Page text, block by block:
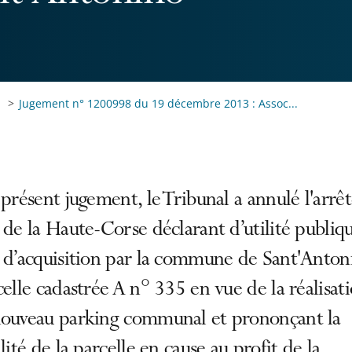
Jugement n° 1200998 du 19 décembre 2013 : Assoc...
jugement, le Tribunal a annulé
la Haute-Corse déclarant d’utilité
par la commune de
cadastrée A n° 335 en vue de la
parking communal et prononçant la